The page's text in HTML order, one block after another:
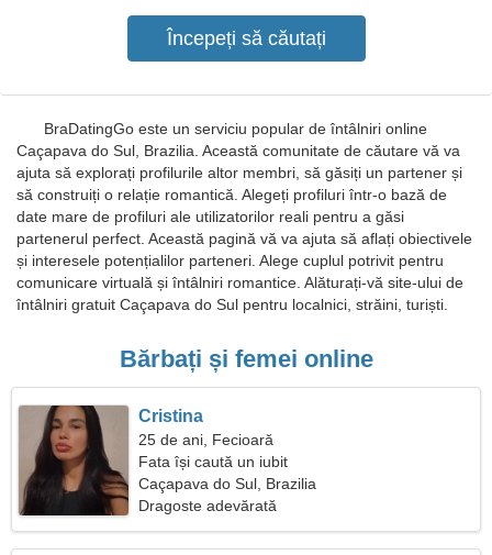
BraDatingGo este un serviciu popular de întâlniri online
Caçapava do Sul, Brazilia. Această comunitate de căutare vă va
ajuta să explorați profilurile altor membri, să găsiți un partener și
să construiți o relație romantică. Alegeți profiluri într-o bază de
date mare de profiluri ale utilizatorilor reali pentru a găsi
partenerul perfect. Această pagină vă va ajuta să aflați obiectivele
și interesele potențialilor parteneri. Alege cuplul potrivit pentru
comunicare virtuală și întâlniri romantice. Alăturați-vă site-ului de
întâlniri gratuit Caçapava do Sul pentru localnici, străini, turiști.
Bărbați și femei online
Cristina
25 de ani, Fecioară
Fata își caută un iubit
Caçapava do Sul, Brazilia
Dragoste adevărată